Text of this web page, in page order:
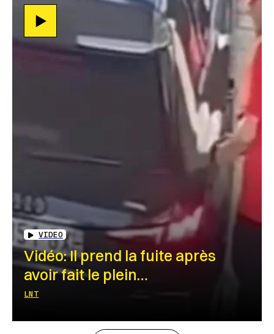
VIDEO
Vidéo: Il prend la fuite après
avoir fait le plein…
LNT